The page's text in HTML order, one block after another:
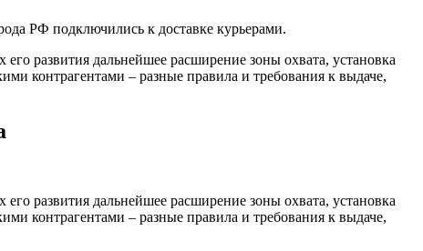
РФ подключились к доставке курьерами.
развития дальнейшее расширение зоны охвата, установка
контрагентами – разные правила и требования к выдаче,
развития дальнейшее расширение зоны охвата, установка
контрагентами – разные правила и требования к выдаче,